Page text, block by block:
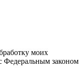
моих
Федеральным законом